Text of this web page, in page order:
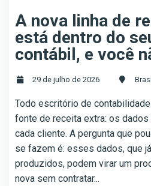
A nova linha de
está dentro do
contábil, e você
29 de julho de 2026
Todo escritório de
fonte de receita extra: os
cada cliente. A pergunta que
se fazem é: esses dados, que
produzidos, podem virar um
nova sem contratar...